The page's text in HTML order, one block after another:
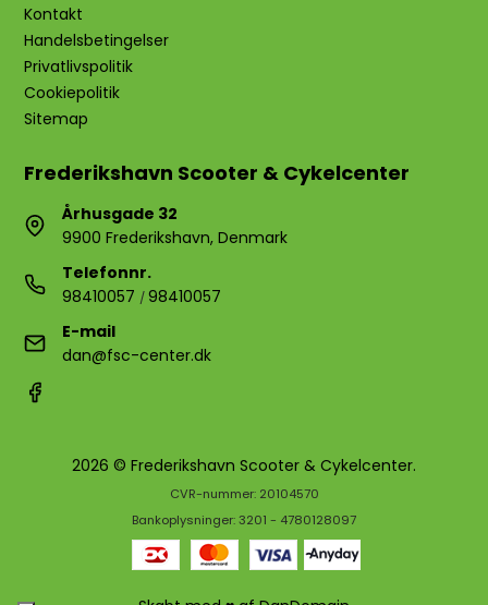
Kontakt
Handelsbetingelser
Privatlivspolitik
Cookiepolitik
Sitemap
Frederikshavn Scooter & Cykelcenter
Århusgade 32
9900 Frederikshavn, Denmark
Telefonnr.
98410057 /98410057
E-mail
dan@fsc-center.dk
2026 © Frederikshavn Scooter & Cykelcenter.
CVR-nummer: 20104570
Bankoplysninger: 3201 - 4780128097